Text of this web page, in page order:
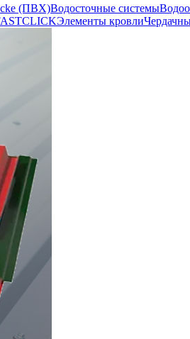
(ПВХ)Водосточные системы
Элементы кровли